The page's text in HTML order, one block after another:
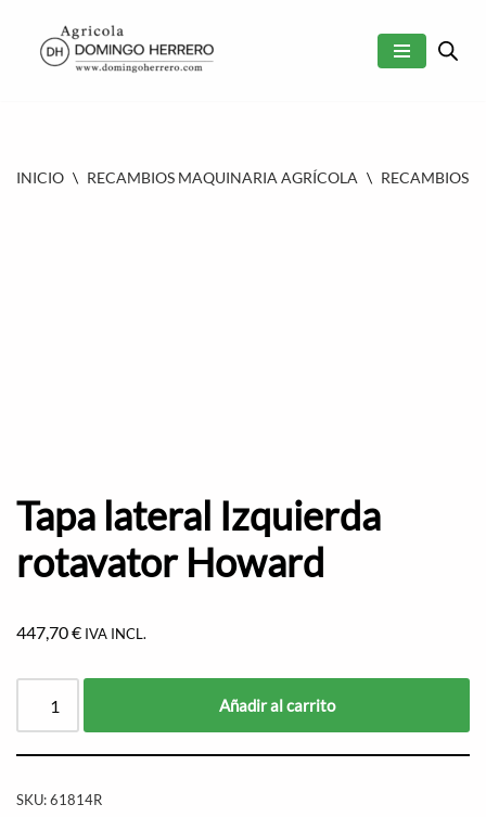
SALTAR
INICIO \ RECAMBIOS MAQUINARIA AGRÍCOLA \ RECAMBIOS
Tapa lateral Izquierda
rotavator Howard
447,70€ IVA INCL.
Añadir al carrito
SKU:61814R